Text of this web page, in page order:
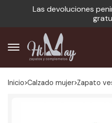
Las devoluciones
Inicio calzado mujer zapato